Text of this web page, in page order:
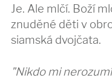
Je. Ale mlčí. Boží
znuděné děti v
siamská dvojčata.
"Nikdo mi